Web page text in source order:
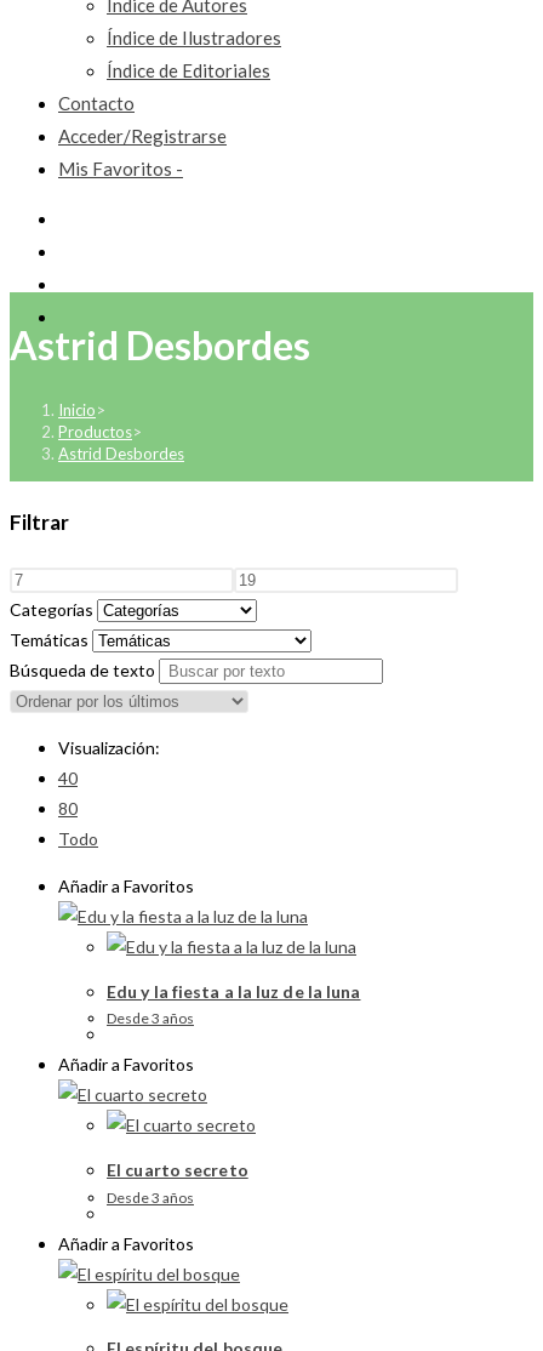
Índice de Autores
Índice de Ilustradores
Índice de Editoriales
Contacto
Acceder/Registrarse
Mis Favoritos -
Astrid Desbordes
Inicio>
Productos>
Astrid Desbordes
Filtrar
Categorías
Temáticas
Búsqueda de texto
Visualización:
40
80
Todo
Añadir a Favoritos
Edu y la fiesta a la luz de la luna
Desde 3 años
Añadir a Favoritos
El cuarto secreto
Desde 3 años
Añadir a Favoritos